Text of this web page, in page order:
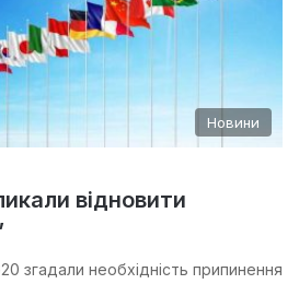
Новини
відновити
згадали необхідність припинення